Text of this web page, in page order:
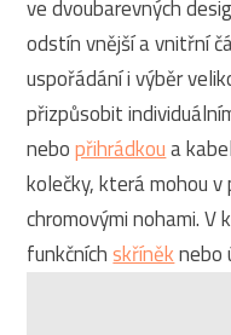
ve dvoubarevných
odstín vnější a vnitřní
uspořádání i výběr
přizpůsobit
nebopřihrádkoua
kolečky, která mohou
chromovými nohami. V
funkčníchskříněknebo